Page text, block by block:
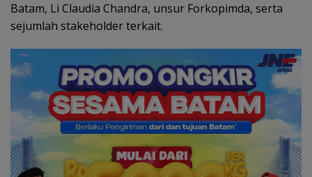
Batam, Li Claudia Chandra, unsur Forkopimda, serta
sejumlah stakeholder terkait.